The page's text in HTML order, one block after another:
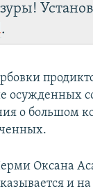
.
осужденных
о большом
Оксана
и